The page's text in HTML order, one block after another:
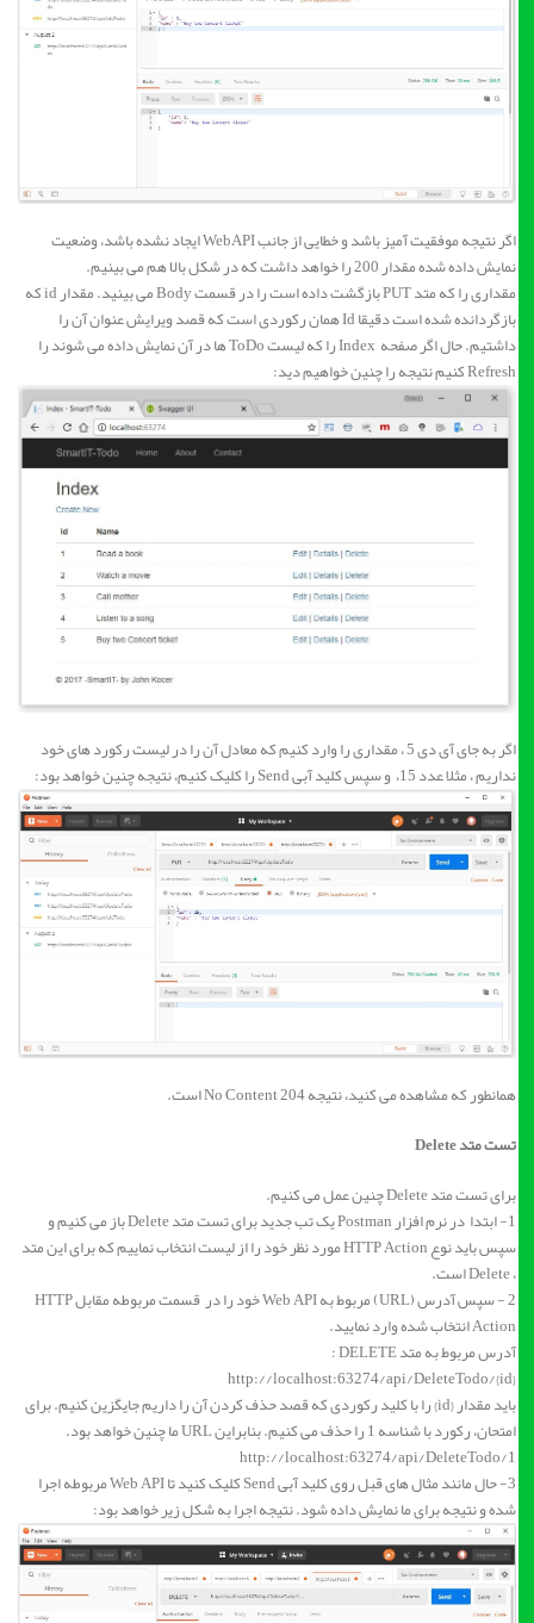
اگر نتیجه موفقیت آمیز باشد و خطایی از جانب WebAPI ایجاد نشده باشد، وضعیت
نمایش داده شده مقدار 200 را خواهد داشت که در شکل بالا هم می بینیم.
مقداری را که متد PUT بازگشت داده است را در قسمت Body می بینید. مقدار id که
بازگردانده شده است دقیقا Id همان رکوردی است که قصد ویرایش عنوان آن را
داشتیم. حال اگر صفحه Index را که لیست ToDo ها در آن نمایش داده می شوند را
Refresh کنیم نتیجه را چنین خواهیم دید:
اگر به جای آی دی 5 ، مقداری را وارد کنیم که معادل آن را در لیست رکورد های خود
نداریم ، مثلا عدد 15، و سپس کلید آبی Send را کلیک کنیم، نتیجه چنین خواهد بود:
همانطور که مشاهده می کنید، نتیجه 204 No Content است.
تست متد Delete
برای تست متد Delete چنین عمل می کنیم.
1- ابتدا در نرم افزار Postman یک تب جدید برای تست متد Delete باز می کنیم و
سپس باید نوع HTTP Action مورد نظر خود را از لیست انتخاب نماییم که برای این متد
2 - سپس آدرس (URL) مربوط به Web API خود را در قسمت مربوطه مقابل HTTP
Action انتخاب شده وارد نمایید.
آدرس مربوط به متد DELETE :
http://localhost:63274/api/DeleteTodo/{id}
باید مقدار {id} را با کلید رکوردی که قصد حذف کردن آن را داریم جایگزین کنیم. برای
امتحان، رکورد با شناسه 1 را حذف می کنیم. بنابراین URL ما چنین خواهد بود.
http://localhost:63274/api/DeleteTodo/1
3- حال مانند مثال های قبل روی کلید آبی Send کلیک کنید تا Web API مربوطه اجرا
شده و نتیجه برای ما نمایش داده شود. نتیجه اجرا به شکل زیر خواهد بود: